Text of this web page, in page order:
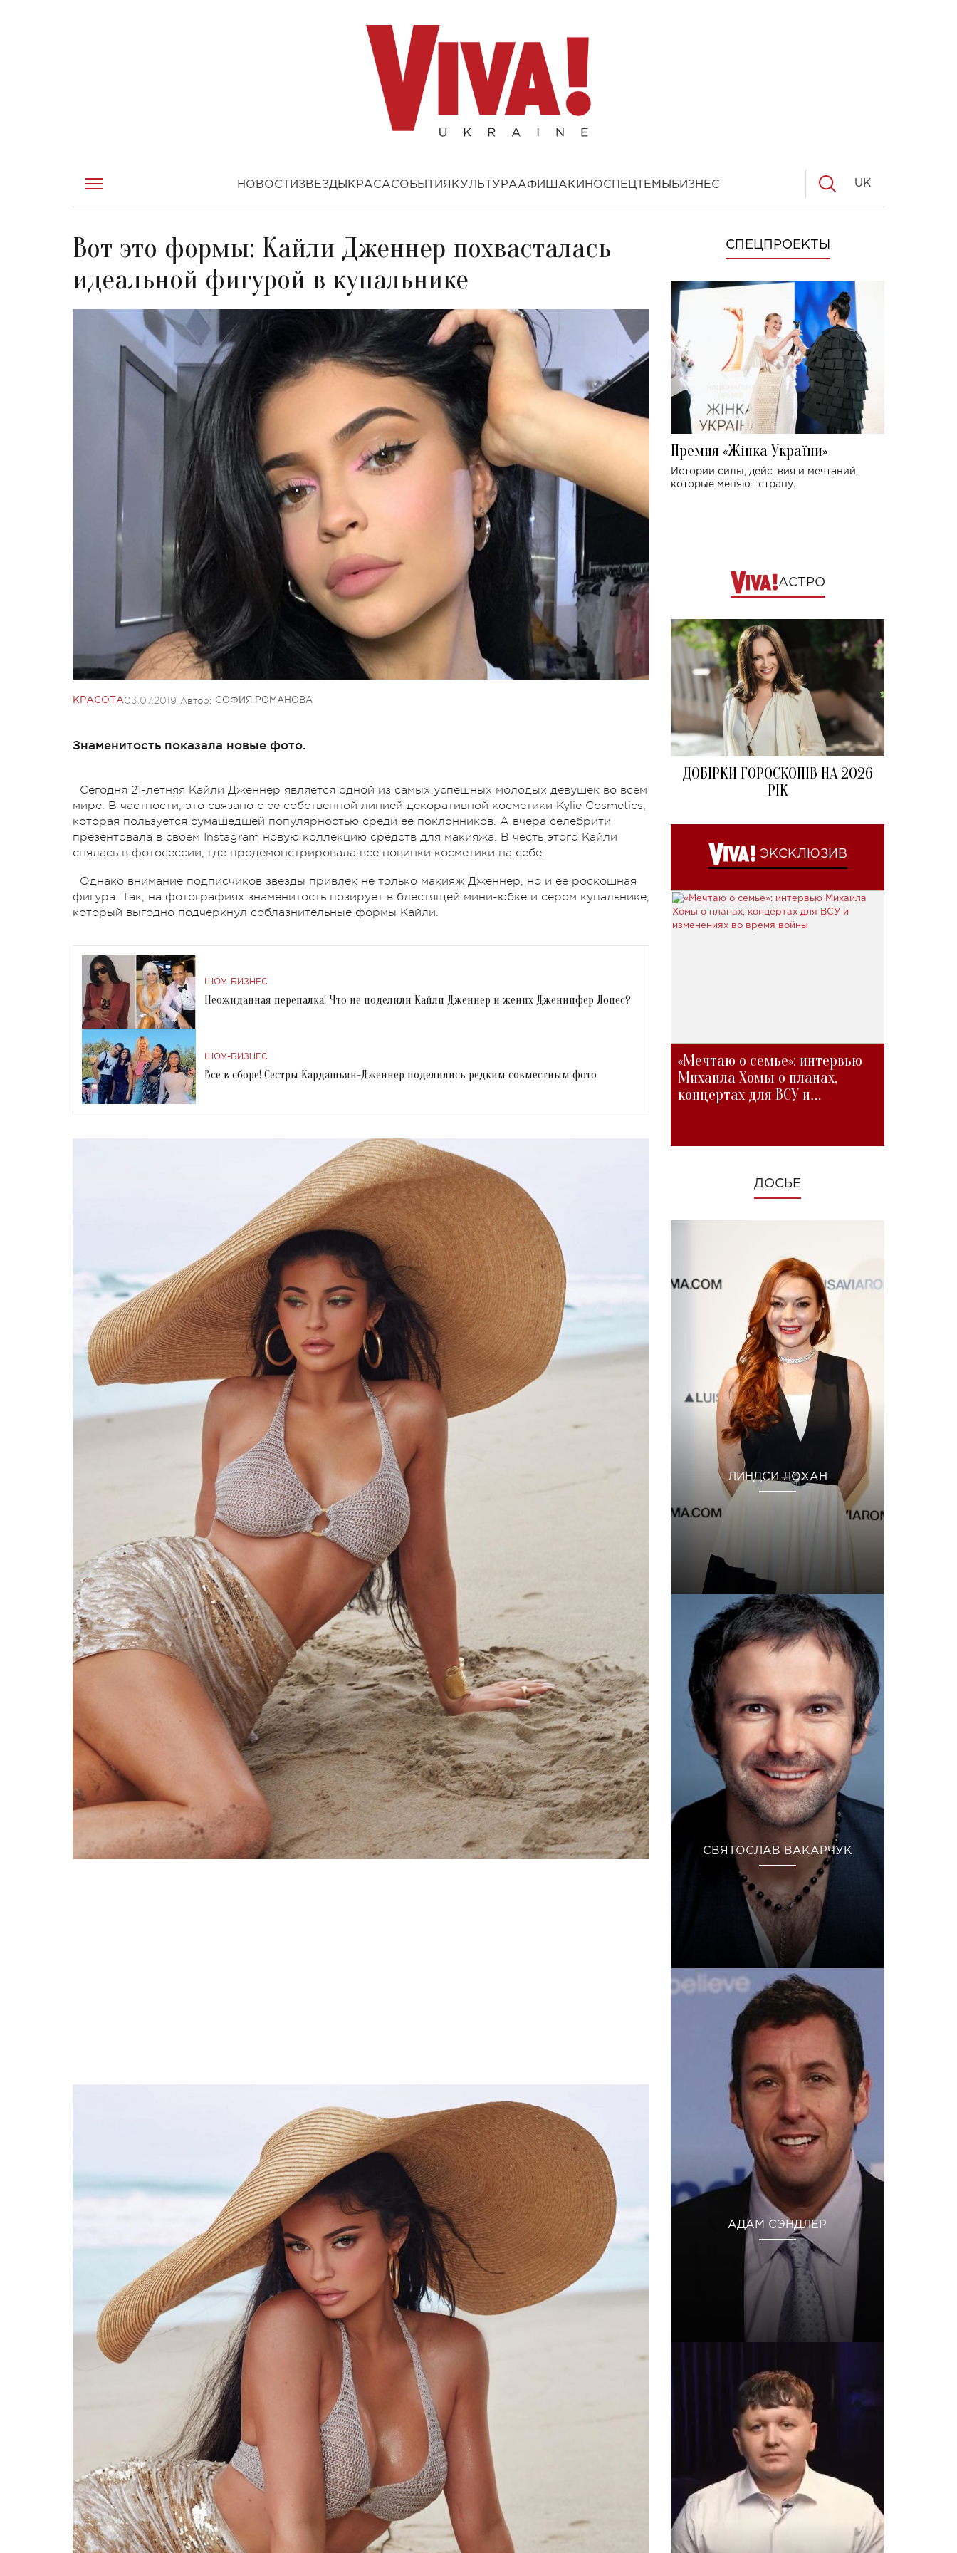
НОВОСТИ ЗВЕЗДЫ КРАСАСОБЫТИЯ КУЛЬТУРААФИША КИНОСПЕЦТЕМЫ БИЗНЕС UK
Вот это формы: Кайли Дженнер похвасталась
идеальной фигурой в купальнике
КРАСОТА03.07.2019 Автор: СОФИЯ РОМАНОВА
Знаменитость показала новые фото.
Сегодня 21-летняя Кайли Дженнер является одной из самых успешных молодых девушек во всем
мире. В частности, это связано с ее собственной линией декоративной косметики Kylie Cosmetics,
которая пользуется сумашедшей популярностью среди ее поклонников. А вчера селебрити
презентовала в своем Instagram новую коллекцию средств для макияжа. В честь этого Кайли
снялась в фотосессии, где продемонстрировала все новинки косметики на себе.
Однако внимание подписчиков звезды привлек не только макияж Дженнер, но и ее роскошная
фигура. Так, на фотографиях знаменитость позирует в блестящей мини-юбке и сером купальнике,
который выгодно подчеркнул соблазнительные формы Кайли.
ШОУ-БИЗНЕС
Неожиданная перепалка! Что не поделили Кайли Дженнер и жених Дженнифер Лопес?
ШОУ-БИЗНЕС
Все в сборе! Сестры Кардашьян-Дженнер поделились редким совместным фото
СПЕЦПРОЕКТЫ
Премия «Жінка України»
Истории силы, действия и мечтаний,
которые меняют страну.
АСТРО
ДОБІРКИ ГОРОСКОПІВ НА 2026
РІК
ЭКСКЛЮЗИВ
«Мечтаю о семье»: интервью
Михаила Хомы о планах,
концертах для ВСУ и
ДОСЬЕ
ЛИНДСИ ЛОХАН
СВЯТОСЛАВ ВАКАРЧУК
АДАМ СЭНДЛЕР